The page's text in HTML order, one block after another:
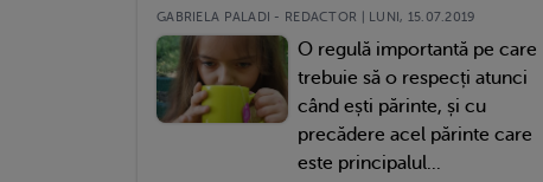
GABRIELA PALADI - REDACTOR | LUNI, 15.07.2019
O regulă importantă pe care
trebuie să o respecți atunci
când ești părinte, și cu
precădere acel părinte care
este principalul...